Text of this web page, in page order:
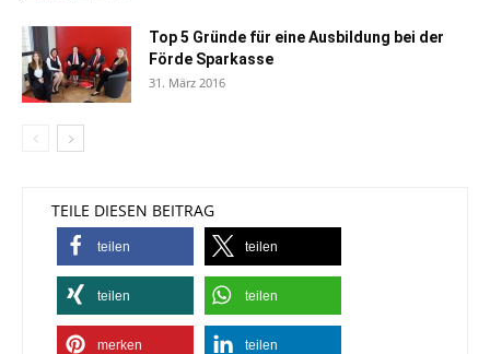
Top 5 Gründe für eine Ausbildung bei der
Förde Sparkasse
31. März 2016
TEILE DIESEN BEITRAG
teilen teilen
teilen teilen
merken teilen